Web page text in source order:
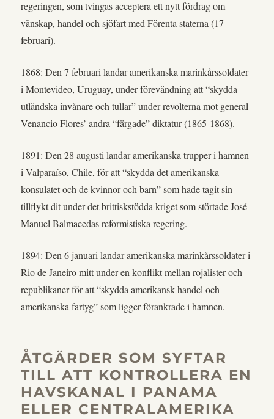
regeringen, som tvingas acceptera ett nytt fördrag om
vänskap, handel och sjöfart med Förenta staterna (17
februari).
1868: Den 7 februari landar amerikanska marinkårssoldater
i Montevideo, Uruguay, under förevändning att “skydda
utländska invånare och tullar” under revolterna mot general
Venancio Flores’ andra “färgade” diktatur (1865-1868).
1891: Den 28 augusti landar amerikanska trupper i hamnen
i Valparaíso, Chile, för att “skydda det amerikanska
konsulatet och de kvinnor och barn” som hade tagit sin
tillflykt dit under det brittiskstödda kriget som störtade José
Manuel Balmacedas reformistiska regering.
1894: Den 6 januari landar amerikanska marinkårssoldater i
Rio de Janeiro mitt under en konflikt mellan rojalister och
republikaner för att “skydda amerikansk handel och
amerikanska fartyg” som ligger förankrade i hamnen.
ÅTGÄRDER SOM SYFTAR
TILL ATT KONTROLLERA EN
HAVSKANAL I PANAMA
ELLER CENTRALAMERIKA